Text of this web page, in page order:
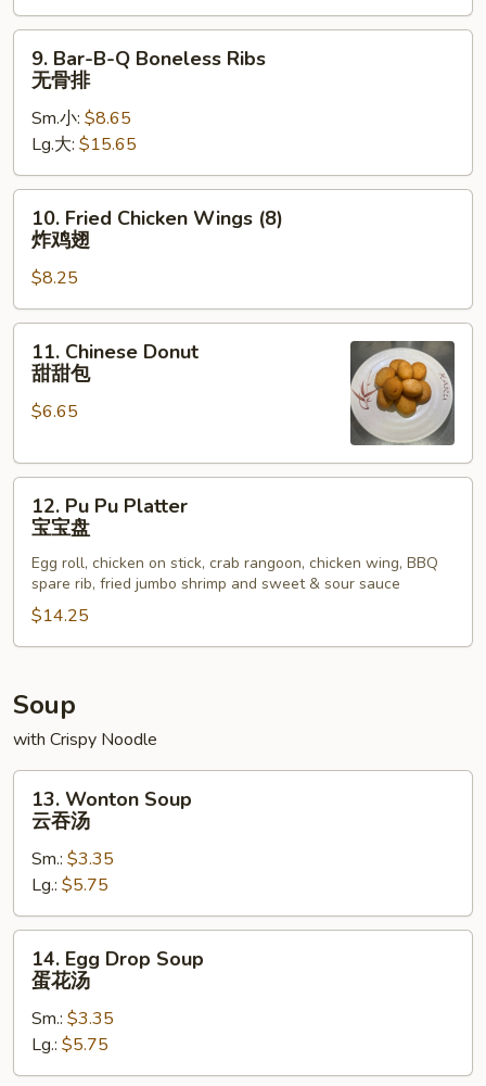
Ribs
排
Bar-
B-
Boneless
Ribs
无
9. Bar-B-Q Boneless Ribs
无骨排
Sm.小: $8.65
Lg.大: $15.65
Fried
Chicken
Wings
(8)
炸
10. Fried Chicken Wings (8)
炸鸡翅
$8.25
Chinese
Donut
包
11. Chinese Donut
甜甜包
$6.65
Pu
Pu
Platter
盘
12. Pu Pu Platter
宝宝盘
Egg roll, chicken on stick, crab rangoon, chicken wing, BBQ
spare rib, fried jumbo shrimp and sweet & sour sauce
$14.25
Soup
with Crispy Noodle
Wonton
Soup
汤
13. Wonton Soup
云吞汤
Sm.: $3.35
Lg.: $5.75
Egg
Drop
Soup
花
14. Egg Drop Soup
蛋花汤
Sm.: $3.35
Lg.: $5.75